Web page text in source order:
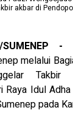
akbar di
SUMENEP -
melalui
Raya Idul
pada